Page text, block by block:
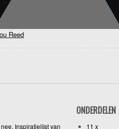
Reed
Inspiratielijst van
ONDERDELEN
11 x